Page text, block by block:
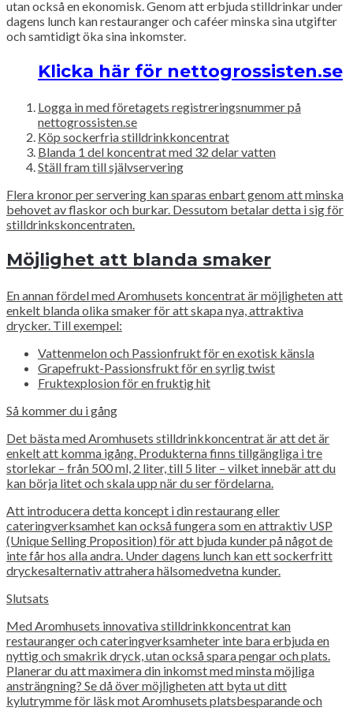
utan också en ekonomisk. Genom att erbjuda stilldrinkar under
dagens lunch kan restauranger och caféer minska sina utgifter
och samtidigt öka sina inkomster.
Klicka här för nettogrossisten.se
Logga in med företagets registreringsnummer på
nettogrossisten.se
Köp sockerfria stilldrinkkoncentrat
Blanda 1 del koncentrat med 32 delar vatten
Ställ fram till självservering
Flera kronor per servering kan sparas enbart genom att minska
behovet av flaskor och burkar. Dessutom betalar detta i sig för
stilldrinkskoncentraten.
Möjlighet att blanda smaker
En annan fördel med Aromhusets koncentrat är möjligheten att
enkelt blanda olika smaker för att skapa nya, attraktiva
drycker. Till exempel:
Vattenmelon och Passionfrukt för en exotisk känsla
Grapefrukt-Passionsfrukt för en syrlig twist
Fruktexplosion för en fruktig hit
Så kommer du i gång
Det bästa med Aromhusets stilldrinkkoncentrat är att det är
enkelt att komma igång. Produkterna finns tillgängliga i tre
storlekar – från 500 ml, 2 liter, till 5 liter – vilket innebär att du
kan börja litet och skala upp när du ser fördelarna.
Att introducera detta koncept i din restaurang eller
cateringverksamhet kan också fungera som en attraktiv USP
(Unique Selling Proposition) för att bjuda kunder på något de
inte får hos alla andra. Under dagens lunch kan ett sockerfritt
dryckesalternativ attrahera hälsomedvetna kunder.
Slutsats
Med Aromhusets innovativa stilldrinkkoncentrat kan
restauranger och cateringverksamheter inte bara erbjuda en
nyttig och smakrik dryck, utan också spara pengar och plats.
Planerar du att maximera din inkomst med minsta möjliga
ansträngning? Se då över möjligheten att byta ut ditt
kylutrymme för läsk mot Aromhusets platsbesparande och